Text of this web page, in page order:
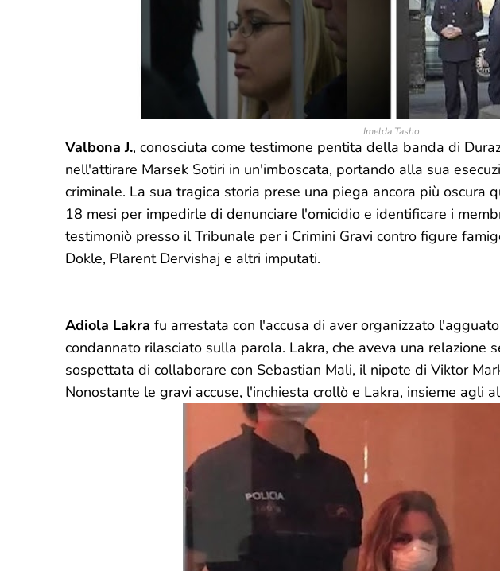
Imelda Tasho
Valbona J., conosciuta come testimone pentita della banda di
nell'attirare Marsek Sotiri in un'imboscata, portando alla sua
criminale. La sua tragica storia prese una piega ancora più oscura
18 mesi per impedirle di denunciare l'omicidio e identificare i
testimoniò presso il Tribunale per i Crimini Gravi contro figure
Dokle, Plarent Dervishaj e altri imputati.
Adiola Lakra fu arrestata con l'accusa di aver organizzato
condannato rilasciato sulla parola. Lakra, che aveva una relazione
sospettata di collaborare con Sebastian Mali, il nipote di Viktor
Nonostante le gravi accuse, l'inchiesta crollò e Lakra, insieme agli